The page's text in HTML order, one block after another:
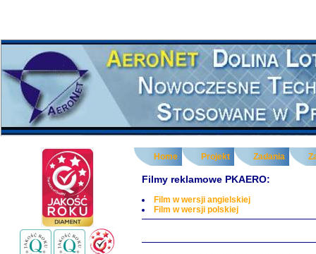
Home Projekt Zadania
Filmy reklamowe PKAERO:
Film w wersji angielskiej
Film w wersji polskiej